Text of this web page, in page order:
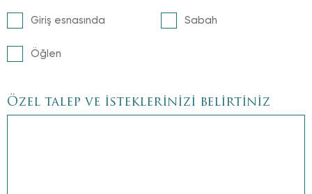
Giriş esnasında
Öğlen
Sabah
Özel talep ve isteklerinizi belirtiniz